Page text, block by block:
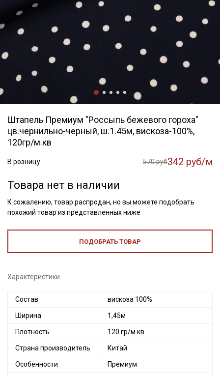
Штапель Премиум "Россыпь бежевого гороха"
цв.чернильно-черный, ш.1.45м, вискоза-100%,
120гр/м.кв
В розницу 570 руб342 руб/м
Товара нет в наличии
К сожалению, товар распродан, но вы можете подобрать
похожий товар из представленных ниже
ПОДОБРАТЬ ТОВАР
Характеристики
Состав вискоза 100%
Ширина 1,45м
Плотность 120 гр/м.кв
Страна производитель Китай
Особенности Премиум